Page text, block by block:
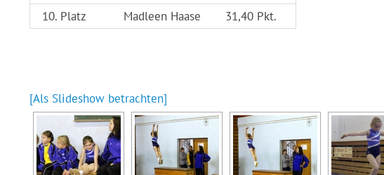
10. Platz
Madleen Haase 31,40 Pkt.
[Als Slideshow betrachten]